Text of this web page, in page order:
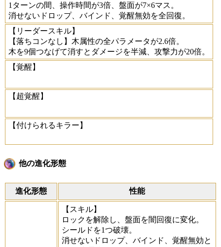
1ターンの間、操作時間が3倍、盤面が7×6マス。
消せないドロップ、バインド、覚醒無効を全回復。
【リーダースキル】
【落ちコンなし】木属性の全パラメータが2.6倍。
木を9個つなげて消すとダメージを半減、攻撃力が20倍。
【覚醒】
【超覚醒】
【付けられるキラー】
他の進化形態
進化形態 性能
【スキル】
ロックを解除し、盤面を闇回復に変化。
シールドを1つ破壊。
消せないドロップ、バインド、覚醒無効と